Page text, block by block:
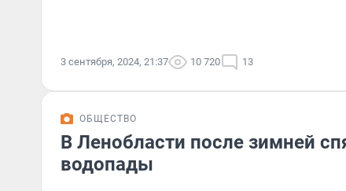
3 сентября, 2024, 21:37 10 720 13
ОБЩЕСТВО
В Ленобласти после зимней
водопады